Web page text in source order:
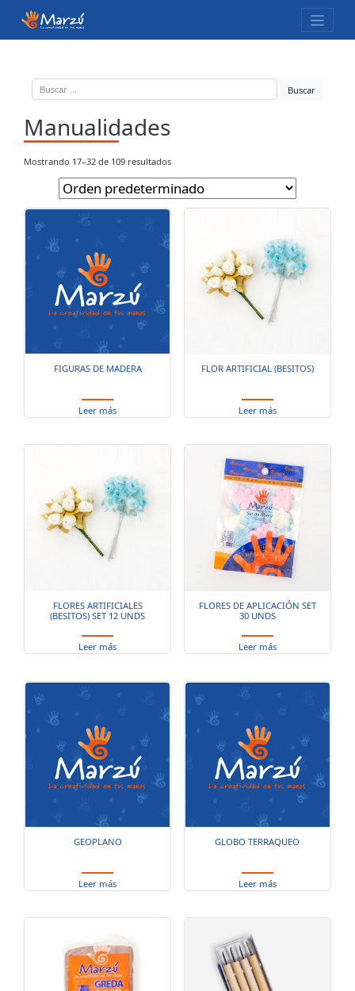
content
Manualidades
Mostrando 17–32 de 109 resultados
FIGURAS DE MADERA
Leer más
FLOR ARTIFICIAL (BESITOS)
Leer más
FLORES ARTIFICIALES
(BESITOS) SET 12 UNDS
Leer más
FLORES DE APLICACIÓN SET
30 UNDS
Leer más
GEOPLANO
Leer más
GLOBO TERRAQUEO
Leer más